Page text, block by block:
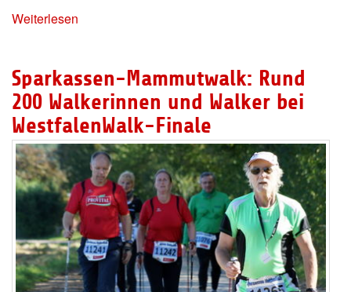
Weiterlesen
Sparkassen-Mammutwalk: Rund
200 Walkerinnen und Walker bei
WestfalenWalk-Finale